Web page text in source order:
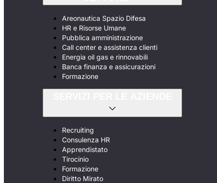
Areonautica Spazio Difesa
HR e Risorse Umane
Pubblica amministrazione
Call center e assistenza clienti
Energia oil gas e rinnovabili
Banca finanza e assicurazioni
Formazione
Recruiting
Consulenza HR
Apprendistato
Tirocinio
Formazione
Diritto Mirato